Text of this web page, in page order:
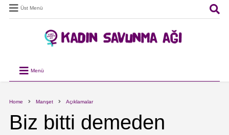
Üst Menü
Menü
Home Manşet Açıklamalar
Biz bitti demeden